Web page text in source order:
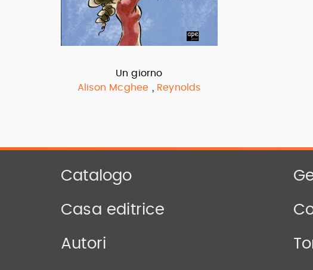
Un giorno
Alison Mcghee , Reynolds
Catalogo
Casa editrice
Autori